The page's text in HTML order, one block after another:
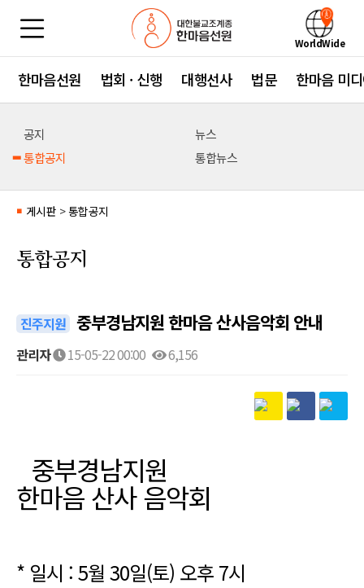
WorldWide
한마음선원 법회 · 신행 대행선사 법문 한마음 미
공지
뉴스
통합공지
통합뉴스
■ 게시판 > 통합공지
통합공지
진주지원 중부경남지원 한마음 산사음악회 안내
관리자 15-05-22 00:00 6,156
중부경남지원
한마음 산사 음악회
* 일시 : 5월 30일(토) 오후 7시